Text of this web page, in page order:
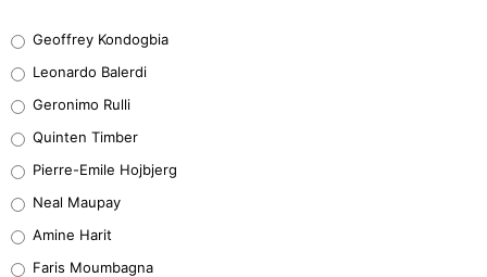
38%
32%
5%
1%
Geoffrey Kondogbia
Leonardo Balerdi
Geronimo Rulli
Quinten Timber
Pierre-Emile Hojbjerg
Neal Maupay
Amine Harit
Faris Moumbagna